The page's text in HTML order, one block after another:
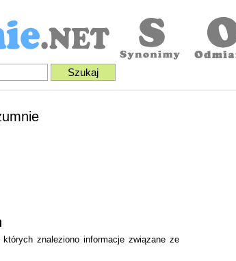
znaleziono informacje związane ze